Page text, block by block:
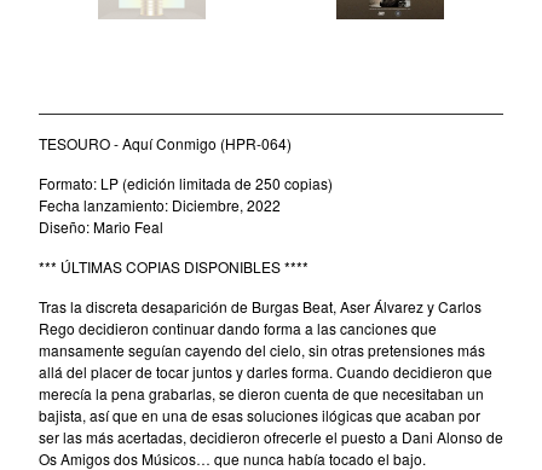
LP + CD
2 LP - Double LP
Artists
Alan Tyler
Littlefield
Anders & Poncia
Colin Hare
Cosecha Roja
El Bicho
Erik Voeks
TESOURO - Aquí Conmigo (HPR-064)
Formato: LP (edición limitada de 250 copias)
Fecha lanzamiento: Diciembre, 2022
Diseño: Mario Feal
*** ÚLTIMAS COPIAS DISPONIBLES ****
Tras la discreta desaparición de Burgas Beat, Aser Álvarez y Carlos
Rego decidieron continuar dando forma a las canciones que
mansamente seguían cayendo del cielo, sin otras pretensiones más
allá del placer de tocar juntos y darles forma. Cuando decidieron que
merecía la pena grabarlas, se dieron cuenta de que necesitaban un
bajista, así que en una de esas soluciones ilógicas que acaban por
ser las más acertadas, decidieron ofrecerle el puesto a Dani Alonso de
Os Amigos dos Músicos… que nunca había tocado el bajo.